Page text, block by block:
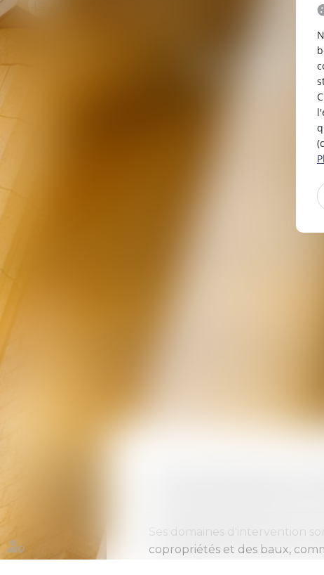
Suivez-Nous
Ses domaines d'intervention
copropriétés et des baux,